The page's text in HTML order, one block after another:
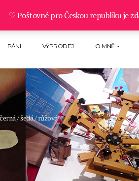
PÁNI VÝPRODEJ O MNĚ
/ šedá / růžová
♡ Poštovné pro Českou republiku je